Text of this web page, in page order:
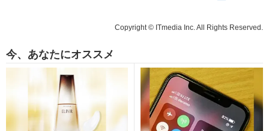
Copyright © ITmedia Inc. All Rights Reserved.
今、あなたにオススメ